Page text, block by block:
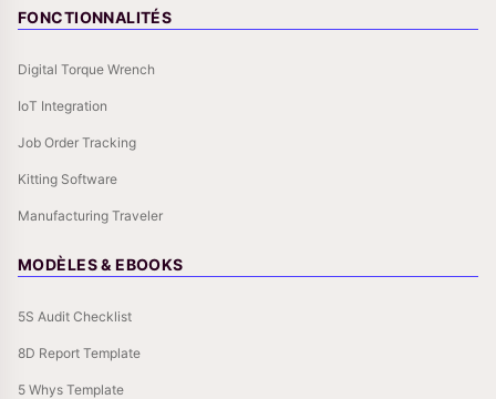
FONCTIONNALITÉS
Digital Torque Wrench
IoT Integration
Job Order Tracking
Kitting Software
Manufacturing Traveler
MODÈLES & EBOOKS
5S Audit Checklist
8D Report Template
5 Whys Template